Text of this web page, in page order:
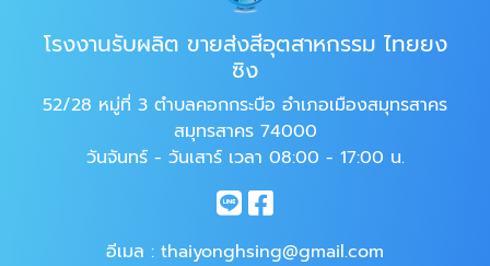
โรงงานรับผลิต ขายส่งสีอุตสาหกรรม ไทยยง
ซิง
52/28 หมู่ที่ 3 ตำบลคอกกระบือ อำเภอเมืองสมุทรสาคร
สมุทรสาคร 74000
วันจันทร์ - วันเสาร์ เวลา 08:00 - 17:00 น.
อีเมล : thaiyonghsing@gmail.com